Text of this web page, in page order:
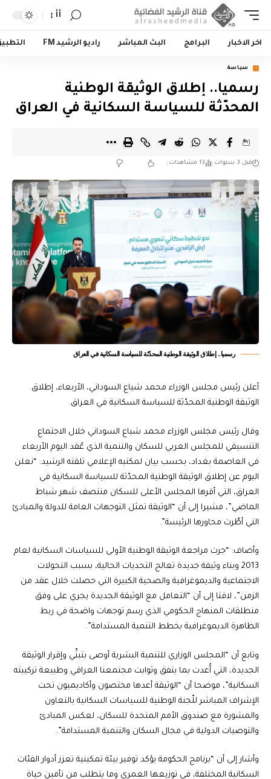
أأ
اخر الاخبار البرامج البث المباشر راديو الرشيد FM
سياسة
رسميا.. إطلاق الوثيقة الوطنية
المحدّثة للسياسة السكانية في العراق
قبل 3 سنوات 13 مشاهدات
رسميا.. إطلاق الوثيقة الوطنية المحدّثة للسياسة السكانية في العراق
أعلن رئيس مجلس الوزراء محمد شياع السوداني، الأربعاء، إطلاق
الوثيقة الوطنية المحدّثة للسياسة السكانية في العراق.
وقال رئيس مجلس الوزراء محمد شياع السوداني خلال الاجتماع
التنسيقي للمجلس العربي للسكان والتنمية الذي عُقد اليوم الأربعاء
في العاصمة بغداد، بحسب بيان لمكتبه الإعلامي تلقته الرشيد: “نعلن
اليوم عن إطلاق الوثيقة الوطنية المحدّثة للسياسة السكانية في
العراق، التي أقرها المجلس الأعلى للسكان منتصف شهر شباط
الماضي”، مشيرا إلى أن “الوثيقة تمثل التوجهات العامة للدولة والمبادئ
التي أطَّرت محاورها الرئيسة”.
وأضاف: “جرت مراجعة الوثيقة الوطنية الأولى للسياسات السكانية لعام
2013 وبناء وثيقة جديدة تعالج التحديات الحالية، بسبب التحولات
الاجتماعية والديموغرافية والصحية الكبيرة التي حصلت خلال عقد من
الزمن”، لافتا إلى أن “التعامل مع الوثيقة الجديدة يجري على وفق
منطلقات المنهاج الحكومي الذي رسم توجهات واضحة في ربط
الظاهرة الديموغرافية بخطط التنمية المستدامة”.
وتابع أن “المجلس الوزاري للتنمية البشرية أوصى بتبنِّي وإقرار الوثيقة
الجديدة، التي أُعدت بما يتفق وثوابت مجتمعنا العراقي وطبيعة تركيبته
السكانية”، موضحا أن “الوثيقة أعدها مختصون وأكاديميون تحت
الإشراف المباشر للّجنة الوطنية للسياسات السكانية بالتعاون
والمشورة مع صندوق الأمم المتحدة للسكان، لعكس المبادئ
والتوصيات الدولية في مجال السكان والتنمية المستدامة”.
وأشار إلى أن “برنامج الحكومة يؤكد توفير بيئة تمكينية تعزز أدوار الفئات
السكانية المختلفة، في توزيعها العمري وما يتطلب من تأمين حياة